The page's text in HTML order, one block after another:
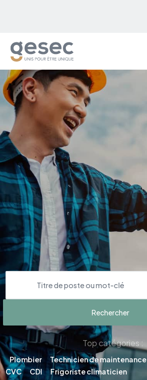
Top catégories :
Plombier
Technicien de maintenance
CVC
CDI Frigoriste climaticien